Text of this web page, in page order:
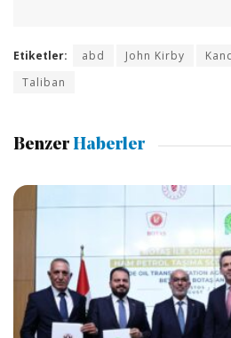
Etiketler: abd John Kirby
Taliban
Benzer Haberler